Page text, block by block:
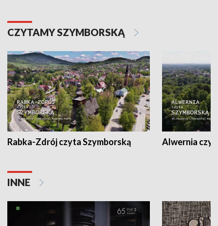
CZYTAMY SZYMBORSKĄ
Rabka-Zdrój czyta Szymborską Alwernia
INNE